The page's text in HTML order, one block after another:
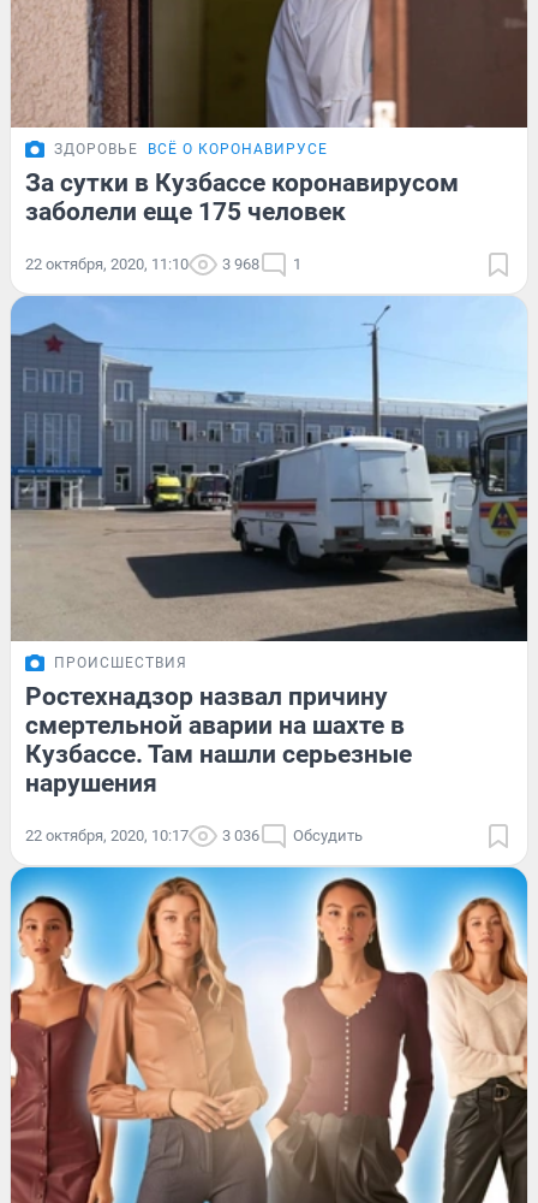
ЗДОРОВЬЕ ВСЁ О КОРОНАВИРУСЕ
За сутки в Кузбассе коронавирусом
заболели еще 175 человек
22 октября, 2020, 11:10 3 968 1
ПРОИСШЕСТВИЯ
Ростехнадзор назвал причину
смертельной аварии на шахте в
Кузбассе. Там нашли серьезные
нарушения
22 октября, 2020, 10:17 3 036 Обсудить